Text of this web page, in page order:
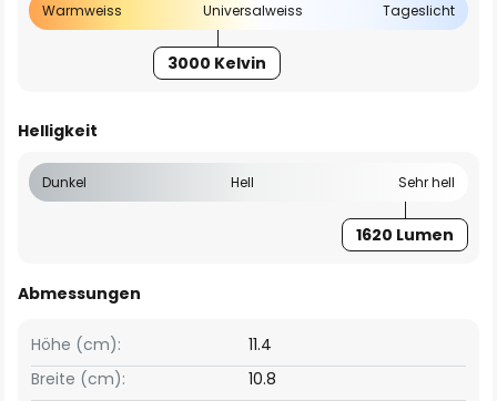
Warmweiss Universalweiss Tageslicht
3000 Kelvin
Helligkeit
Dunkel Hell Sehr hell
1620 Lumen
Abmessungen
Breite (cm): 10.8
Höhe (cm): 11.4